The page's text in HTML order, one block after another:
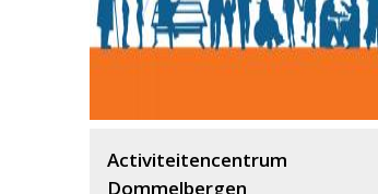
Activiteitencentrum
Dommelbergen